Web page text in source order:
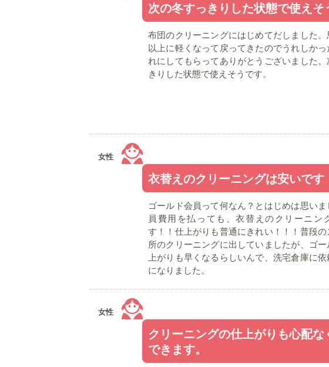
次の冬すっきりした状態で使えそ
布団のクリーニングにはじめてだしました。
以上に軽くなって戻ってきたのでうれしかっ
れにしてもらってありがとうございました。
きりした状態で使えそうです。
女性
衣替えのクリーニングは安いです
ゴールド会員って何なん？とはじめは思いま
員費用を払っても、衣替えのクリーニン
す！！仕上がりも普通にきれい！！！普段の
所のクリーニングに出していましたが、ゴ
上がりも早くなるらしいんで、洗宅倉庫に依
になりました。
女性
クリーニングの仕上がりも心配な
できます。